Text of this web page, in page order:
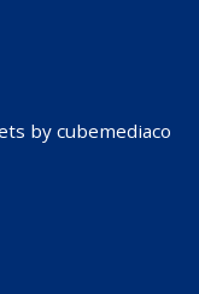
by cubemediaco